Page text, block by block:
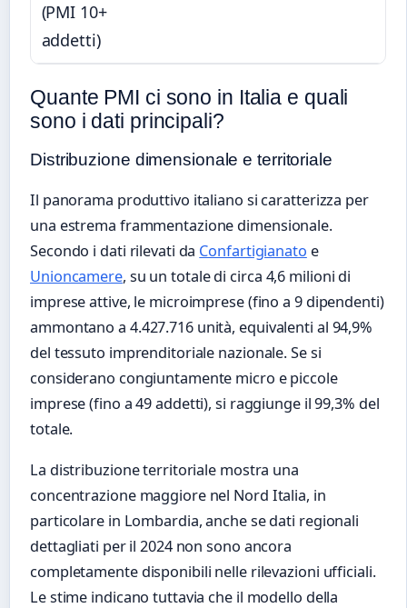
(PMI 10+
addetti)
Quante PMI ci sono in Italia e quali
sono i dati principali?
Distribuzione dimensionale e territoriale
Il panorama produttivo italiano si caratterizza per
una estrema frammentazione dimensionale.
Secondo i dati rilevati da Confartigianato e
Unioncamere, su un totale di circa 4,6 milioni di
imprese attive, le microimprese (fino a 9 dipendenti)
ammontano a 4.427.716 unità, equivalenti al 94,9%
del tessuto imprenditoriale nazionale. Se si
considerano congiuntamente micro e piccole
imprese (fino a 49 addetti), si raggiunge il 99,3% del
totale.
La distribuzione territoriale mostra una
concentrazione maggiore nel Nord Italia, in
particolare in Lombardia, anche se dati regionali
dettagliati per il 2024 non sono ancora
completamente disponibili nelle rilevazioni ufficiali.
Le stime indicano tuttavia che il modello della